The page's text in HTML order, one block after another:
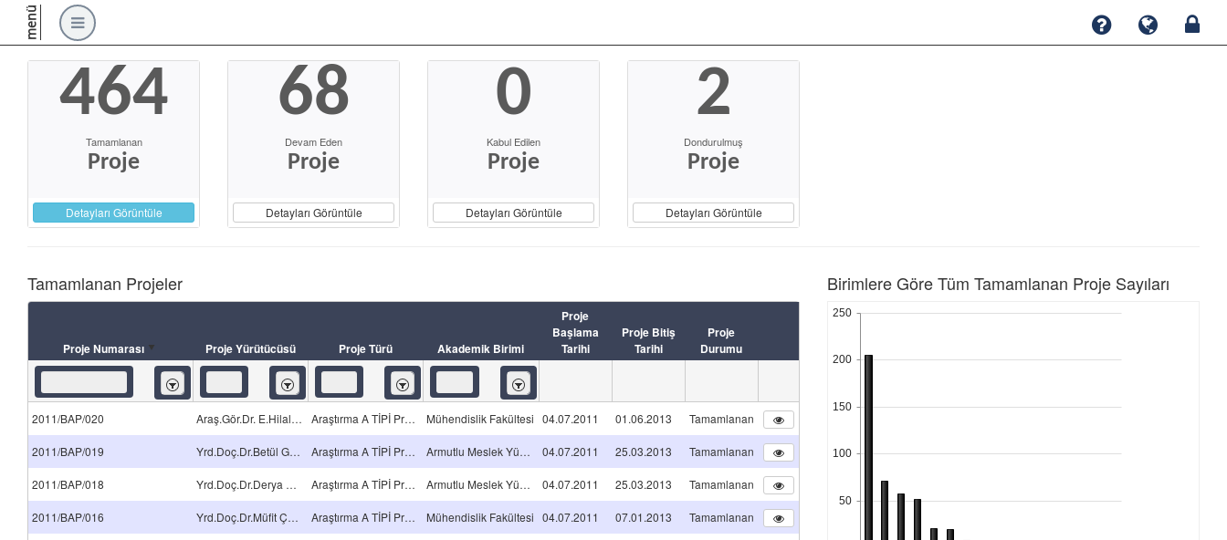
menü
464
Tamamlanan
Proje
Detayları Görüntüle
68
Devam Eden
Proje
Detayları Görüntüle
0
Kabul Edilen
Proje
Detayları Görüntüle
2
Dondurulmuş
Proje
Detayları Görüntüle
Tamamlanan Projeler
Proje Numarası Proje Yürütücüsü Proje Türü Akademik Birimi
Proje
Başlama
Tarihi
Proje Bitiş
Tarihi
Proje
Durumu
İçeren İçeren İçeren İçeren
2011/BAP/020 Araş.Gör.Dr. E.Hilal MERT Araştırma A TİPİ Projeleri Mühendislik Fakültesi 04.07.2011 01.06.2013 Tamamlanan
2011/BAP/019 Yrd.Doç.Dr.Betül GÜROY Araştırma A TİPİ Projeleri Armutlu Meslek Yüksekokulu 04.07.2011 25.03.2013 Tamamlanan
2011/BAP/018 Yrd.Doç.Dr.Derya GÜROY Araştırma A TİPİ Projeleri Armutlu Meslek Yüksekokulu 04.07.2011 25.03.2013 Tamamlanan
2011/BAP/016 Yrd.Doç.Dr.Müfit ÇETİN Araştırma A TİPİ Projeleri Mühendislik Fakültesi 04.07.2011 07.01.2013 Tamamlanan
Birimlere Göre Tüm Tamamlanan Proje Sayıları
50
100
150
200
250